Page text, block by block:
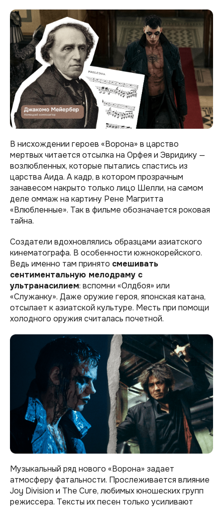
В нисхождении героев «Ворона» в царство
мертвых читается отсылка на Орфея и Эвридику —
возлюбленных, которые пытались спастись из
царства Аида. А кадр, в котором прозрачным
занавесом накрыто только лицо Шелли, на самом
деле оммаж на картину Рене Магритта
«Влюбленные». Так в фильме обозначается роковая
тайна.
Создатели вдохновлялись образцами азиатского
кинематографа. В особенности южнокорейского.
Ведь именно там принято смешивать
сентиментальную мелодраму с
ультранасилием: вспомни «Олдбоя» или
«Служанку». Даже оружие героя, японская катана,
отсылает к азиатской культуре. Месть при помощи
холодного оружия считалась почетной.
Музыкальный ряд нового «Ворона» задает
атмосферу фатальности. Прослеживается влияние
Joy Division и The Cure, любимых юношеских групп
режиссера. Тексты их песен только усиливают